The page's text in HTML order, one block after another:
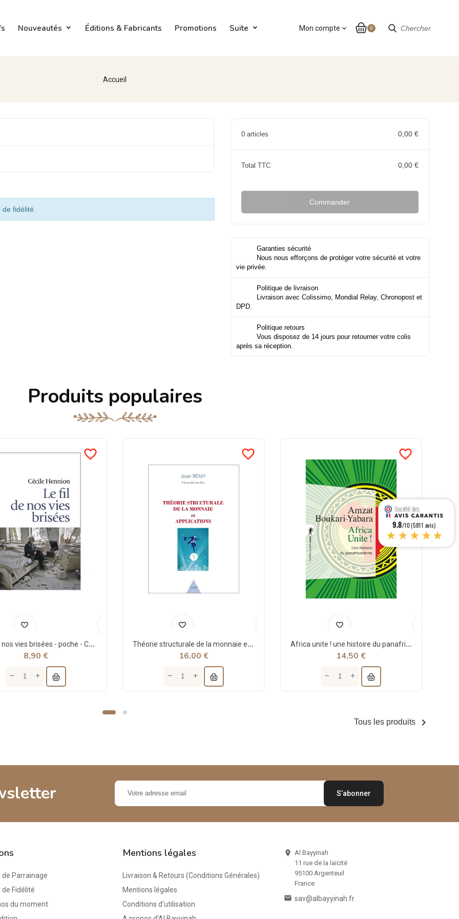
Chercher
Nouveautés Éditions & Fabricants Promotions Suite 0
Mon compte expand_more
Accueil
fidélité.
0 articles 0,00 €
Total TTC 0,00 €
Commander
Garanties sécurité
Nous nous efforçons de protéger votre sécurité et votre
vie privée.
Politique de livraison
Livraison avec Colissimo, Mondial Relay, Chronopost et
DPD.
Politique retours
Vous disposez de 14 jours pour retourner votre colis
après sa réception.
Produits populaires
favorite_border
Le fil de nos vies brisées - poche - Cécile Hennion - Points
8,90 €
favorite_border
Théorie structurale de la monnaie et applications - Jean Rémy - Sigest
16,00 €
favorite_border
Africa unite ! une histoire du panafricanisme - poche - Amzat Boukari-yabara - La découverte
14,50 €
Tous les produits 
Parrainage
Fidélité
du moment
Mentions légales
Livraison & Retours (Conditions Générales)
Mentions légales
Conditions d'utilisation
 Al Bayyinah
11 rue de la laïcité
95100 Argenteuil
France
 sav@albayyinah.fr
9.8/10 (5811 avis)
★★★★★